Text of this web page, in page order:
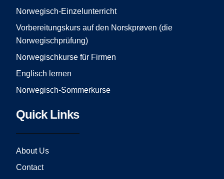
m
Norwegisch-Einzelunterricht
Vorbereitungskurs auf den Norskprøven (die
Norwegischprüfung)
Norwegischkurse für Firmen
Englisch lernen
Norwegisch-Sommerkurse
Quick Links
About Us
Contact